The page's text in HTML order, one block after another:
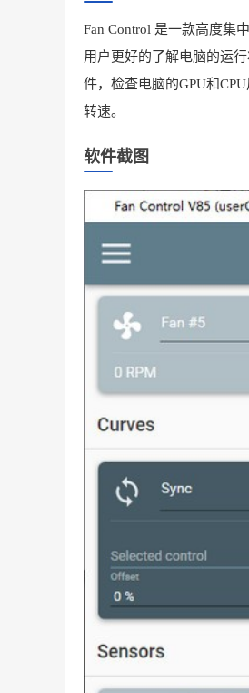
Fan Control 是一款高度集
用户更好的了解电脑的运
件，检查电脑的GPU和
转速。
软件截图